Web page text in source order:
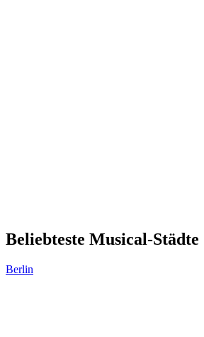
Beliebteste Musical-Städte
Berlin